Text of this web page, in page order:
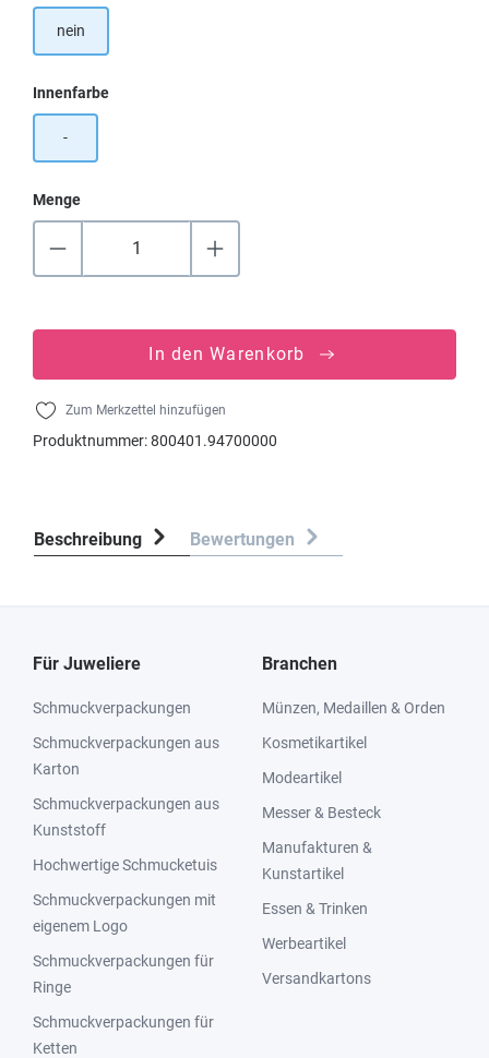
nein
Innenfarbeauswählen
-
Menge
In den Warenkorb
Zum Merkzettel hinzufügen
Produktnummer:800401.94700000
Beschreibung Bewertungen
Für Juweliere
Schmuckverpackungen
Schmuckverpackungen aus
Karton
Schmuckverpackungen aus
Kunststoff
Hochwertige Schmucketuis
Schmuckverpackungen mit
eigenem Logo
Schmuckverpackungen für
Ringe
Schmuckverpackungen für
Ketten
Branchen
Münzen, Medaillen & Orden
Kosmetikartikel
Modeartikel
Messer & Besteck
Manufakturen &
Kunstartikel
Essen & Trinken
Werbeartikel
Versandkartons